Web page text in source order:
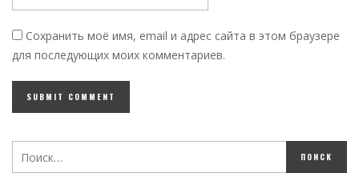
Сохранить моё имя, email и адрес сайта в этом браузере
для последующих моих комментариев.